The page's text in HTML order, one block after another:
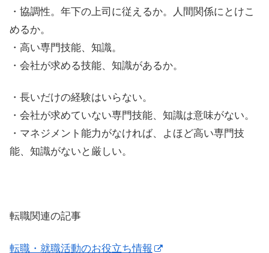
・協調性。年下の上司に従えるか。人間関係にとけこ
めるか。
・高い専門技能、知識。
・会社が求める技能、知識があるか。
・長いだけの経験はいらない。
・会社が求めていない専門技能、知識は意味がない。
・マネジメント能力がなければ、よほど高い専門技
能、知識がないと厳しい。
転職関連の記事
転職・就職活動のお役立ち情報